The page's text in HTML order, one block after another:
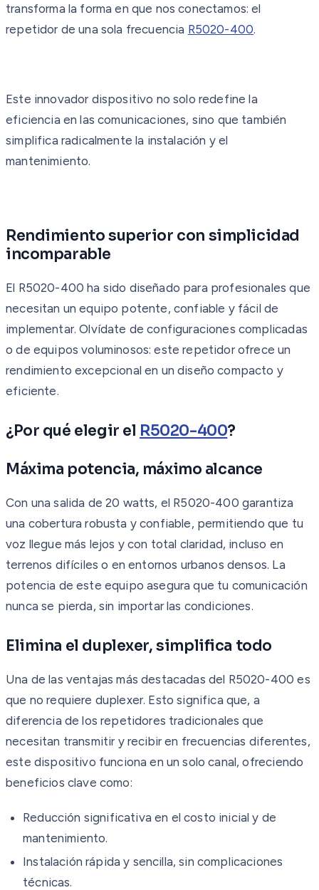
transforma la forma en que nos conectamos: el
repetidor de una sola frecuencia R5020-400.
Este innovador dispositivo no solo redefine la
eficiencia en las comunicaciones, sino que también
simplifica radicalmente la instalación y el
mantenimiento.
Rendimiento superior con simplicidad
incomparable
El R5020-400 ha sido diseñado para profesionales que
necesitan un equipo potente, confiable y fácil de
implementar. Olvídate de configuraciones complicadas
o de equipos voluminosos: este repetidor ofrece un
rendimiento excepcional en un diseño compacto y
eficiente.
¿Por qué elegir el R5020-400?
Máxima potencia, máximo alcance
Con una salida de 20 watts, el R5020-400 garantiza
una cobertura robusta y confiable, permitiendo que tu
voz llegue más lejos y con total claridad, incluso en
terrenos difíciles o en entornos urbanos densos. La
potencia de este equipo asegura que tu comunicación
nunca se pierda, sin importar las condiciones.
Elimina el duplexer, simplifica todo
Una de las ventajas más destacadas del R5020-400 es
que no requiere duplexer. Esto significa que, a
diferencia de los repetidores tradicionales que
necesitan transmitir y recibir en frecuencias diferentes,
este dispositivo funciona en un solo canal, ofreciendo
beneficios clave como:
Reducción significativa en el costo inicial y de
mantenimiento.
Instalación rápida y sencilla, sin complicaciones
técnicas.